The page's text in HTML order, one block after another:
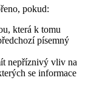
pokud:
která k tomu
písemný
nepříznivý vliv na
se informace